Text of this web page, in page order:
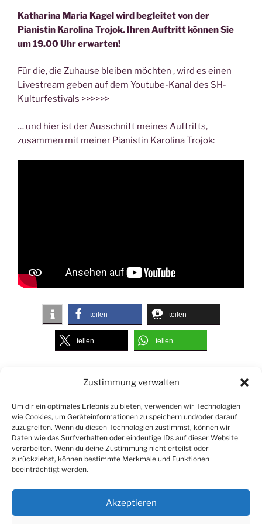
Zustimmung verwalten
Um dir ein optimales Erlebnis zu bieten, verwenden wir Technologien
wie Cookies, um Geräteinformationen zu speichern und/oder darauf
zuzugreifen. Wenn du diesen Technologien zustimmst, können wir
Daten wie das Surfverhalten oder eindeutige IDs auf dieser Website
verarbeiten. Wenn du deine Zustimmung nicht erteilst oder
zurückziehst, können bestimmte Merkmale und Funktionen
beeinträchtigt werden.
Akzeptieren
Katharina Maria Kagel wird begleitet von der
Pianistin Karolina Trojok. Ihren Auftritt können Sie
um 19.00 Uhr erwarten!
Für die, die Zuhause bleiben möchten , wird es einen
Livestream geben auf dem Youtube-Kanal des SH-
Kulturfestivals >>>>>>
… und hier ist der Ausschnitt meines Auftritts,
zusammen mit meiner Pianistin Karolina Trojok:
teilen teilen
teilen teilen
nach:
|Datenschutz